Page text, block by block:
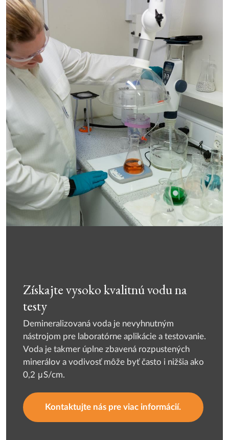
Získajte vysoko kvalitnú vodu na
testy
Demineralizovaná voda je nevyhnutným
nástrojom pre laboratórne aplikácie a testovanie.
Voda je takmer úplne zbavená rozpustených
minerálov a vodivosť môže byť často i nižšia ako
0,2 μS/cm.
Kontaktujte nás pre viac informácií.